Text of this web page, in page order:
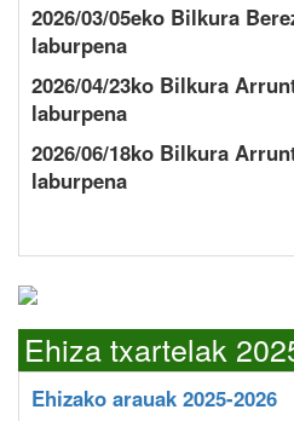
2026/03/05eko Bilkura
laburpena
2026/04/23ko Bilkura
laburpena
2026/06/18ko Bilkura
laburpena
Ehiza txartelak
Ehizako arauak 2025-2026